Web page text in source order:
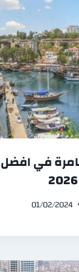
في افضل
01/02/2024